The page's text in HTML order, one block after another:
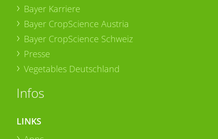
Bayer Karriere
Bayer CropScience Austria
Bayer CropScience Schweiz
Presse
Vegetables Deutschland
Infos
LINKS